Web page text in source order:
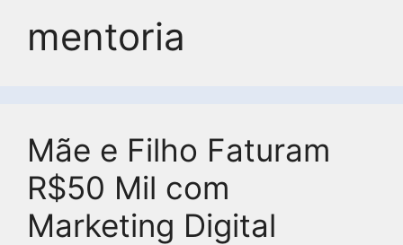
mentoria
Mãe e Filho Faturam
R$50 Mil com
Marketing Digital